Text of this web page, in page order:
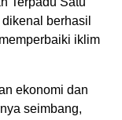
berhasil
iklim
ekonomi dan
seimbang,